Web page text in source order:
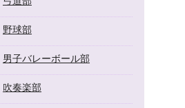
野球部
男子バレーボール部
吹奏楽部